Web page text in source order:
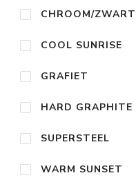
CHROOM/ZWART
COOL SUNRISE
GRAFIET
HARD GRAPHITE
SUPERSTEEL
WARM SUNSET